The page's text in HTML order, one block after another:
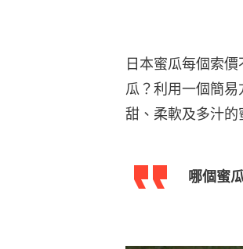
日本蜜瓜每個索
瓜？利用一個簡
甜、柔軟及多汁的
哪個蜜